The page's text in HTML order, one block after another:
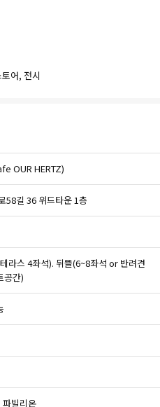
어, 전시
OUR HERTZ)
58길 36 위드타운 1층
라스 4좌석). 뒤뜰(6~8좌석 or 반려견
공간)
파빌리온